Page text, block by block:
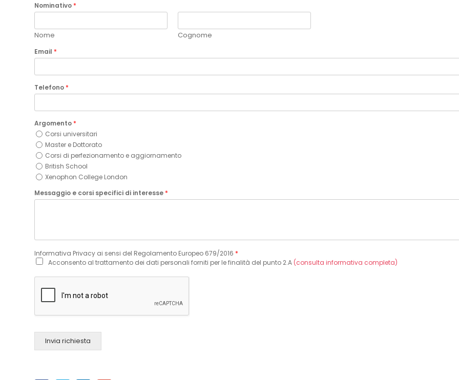
Nominativo *
Nome Cognome
Email *
Telefono *
Argomento *
Corsi universitari
Master e Dottorato
Corsi di perfezionamento e aggiornamento
British School
Xenophon College London
Messaggio e corsi specifici di interesse *
Informativa Privacy ai sensi del Regolamento Europeo 679/2016 *
Acconsento al trattamento dei dati personali forniti per le finalità del punto 2.A (consulta informativa completa)
Invia richiesta